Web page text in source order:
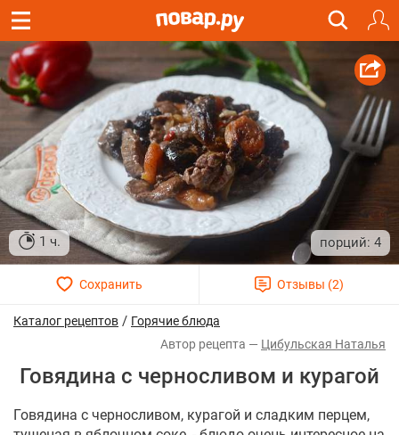
1 ч. 4
Каталог рецептов / Горячие блюда
Цибульская Наталья
Говядина с черносливом и курагой
Говядина с черносливом, курагой и сладким перцем,